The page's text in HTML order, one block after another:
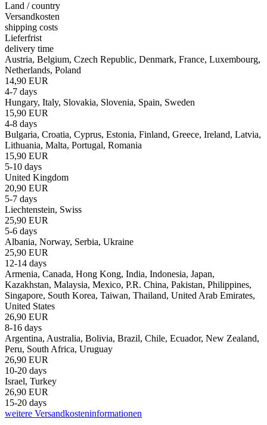
Land / country
Versandkosten
shipping costs
Lieferfrist
delivery time
Austria, Belgium, Czech Republic, Denmark, France, Luxembourg,
Netherlands, Poland
14,90 EUR
4-7 days
Hungary, Italy, Slovakia, Slovenia, Spain, Sweden
15,90 EUR
4-8 days
Bulgaria, Croatia, Cyprus, Estonia, Finland, Greece, Ireland, Latvia,
Lithuania, Malta, Portugal, Romania
15,90 EUR
5-10 days
United Kingdom
20,90 EUR
5-7 days
Liechtenstein, Swiss
25,90 EUR
5-6 days
Albania, Norway, Serbia, Ukraine
25,90 EUR
12-14 days
Armenia, Canada, Hong Kong, India, Indonesia, Japan,
Kazakhstan, Malaysia, Mexico, P.R. China, Pakistan, Philippines,
Singapore, South Korea, Taiwan, Thailand, United Arab Emirates,
United States
26,90 EUR
8-16 days
Argentina, Australia, Bolivia, Brazil, Chile, Ecuador, New Zealand,
Peru, South Africa, Uruguay
26,90 EUR
10-20 days
Israel, Turkey
26,90 EUR
15-20 days
weitere Versandkosteninformationen